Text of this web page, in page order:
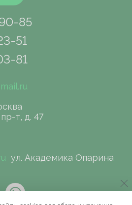
85
51
81
т, д. 47
ул. Академика Опарина